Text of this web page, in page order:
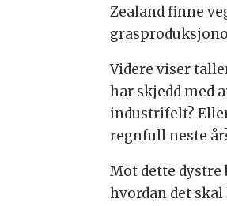
Zealand finne
Videre viser
har skjedd med
industrifelt?
regnfull neste
Mot dette
hvordan det